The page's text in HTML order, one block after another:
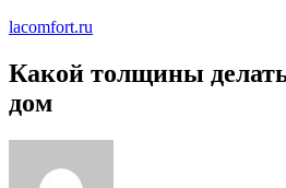
lacomfort.ru
Какой толщины
дом